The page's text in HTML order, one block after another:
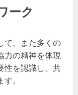
ーク
て、また多くの
力の精神を体現
性を認識し、共
。